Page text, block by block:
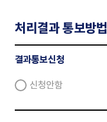
처리결과 통보방법
결과통보신청
신청안함